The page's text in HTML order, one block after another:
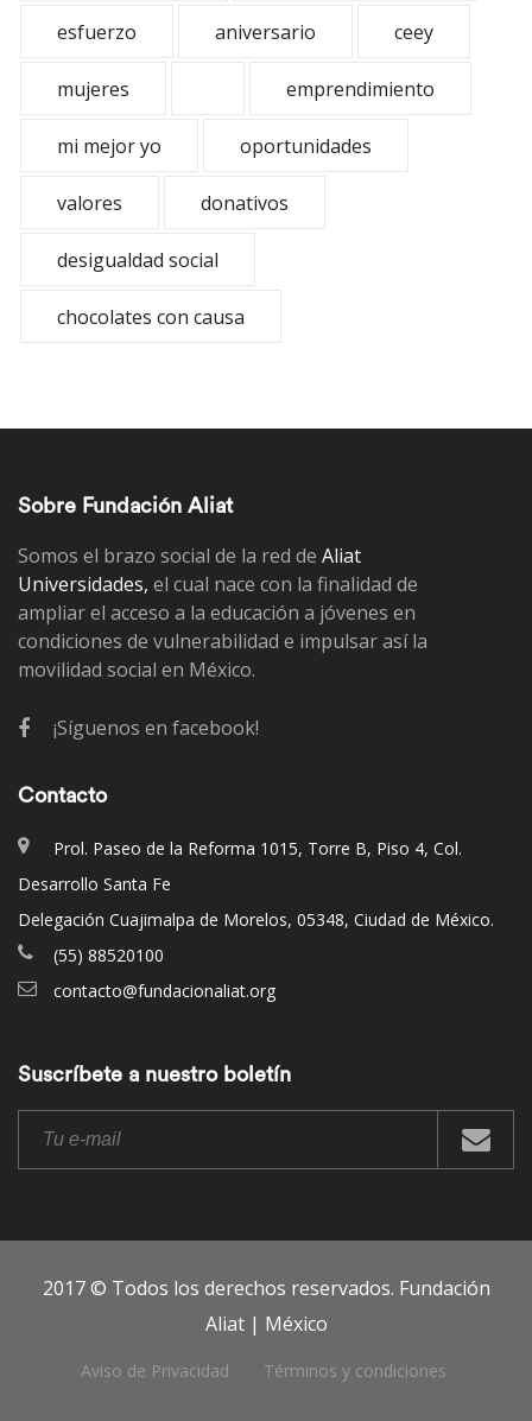
esfuerzo aniversario ceey
mujeres emprendimiento
mi mejor yo oportunidades
valores donativos
desigualdad social
chocolates con causa
Sobre Fundación Aliat
Somos el brazo social de la red de Aliat
Universidades, el cual nace con la finalidad de
ampliar el acceso a la educación a jóvenes en
condiciones de vulnerabilidad e impulsar así la
movilidad social en México.
¡Síguenos en facebook!
Contacto
Prol. Paseo de la Reforma 1015, Torre B, Piso 4, Col.
Desarrollo Santa Fe
Delegación Cuajimalpa de Morelos, 05348, Ciudad de México.
(55) 88520100
contacto@fundacionaliat.org
Suscríbete a nuestro boletín
2017 © Todos los derechos reservados. Fundación
Aliat | México
Aviso de Privacidad Términos y condiciones